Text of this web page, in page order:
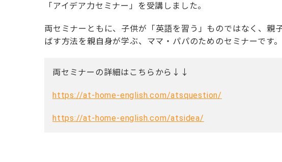
「アイデア力セミナー」を受講しました。
両セミナーともに、子供が「英語を習う」ものではなく、親
ばす方法を親自身が学ぶ、ママ・パパのためのセミナーです。
両セミナーの詳細はこちらから↓↓
https://at-home-english.com/atsquestion/
https://at-home-english.com/atsidea/